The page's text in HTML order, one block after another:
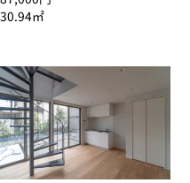
30.94㎡